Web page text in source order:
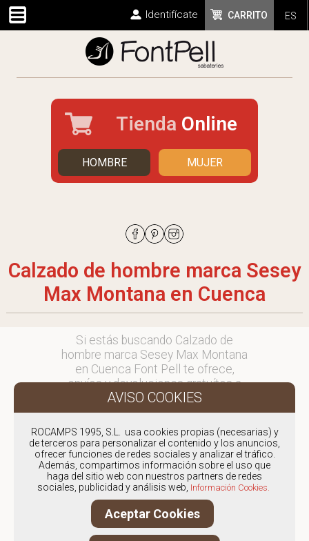
ES
CARRITO
Identifícate
Tienda Online
HOMBRE MUJER
Calzado de hombre marca Sesey
Max Montana en Cuenca
Si estás buscando Calzado de
hombre marca Sesey Max Montana
en Cuenca Font Pell te ofrece,
envíos y devoluciones gratuítos a
Península y Baleares, para otros
destinos consultar
en comercial@fontpell.com.
Los envíos a Cuenca gestionados
entre semana se entregarán en
menos de 48 horas; los pedidos
realizados en fin de semana, el
producto se enviará a partir del
lunes.
ROCAMPS 1995, S.L. usa cookies propias (necesarias) y
de terceros para personalizar el contenido y los anuncios,
ofrecer funciones de redes sociales y analizar el tráfico.
Además, compartimos información sobre el uso que
haga del sitio web con nuestros partners de redes
sociales, publicidad y análisis web, Información Cookies.
Aceptar Cookies